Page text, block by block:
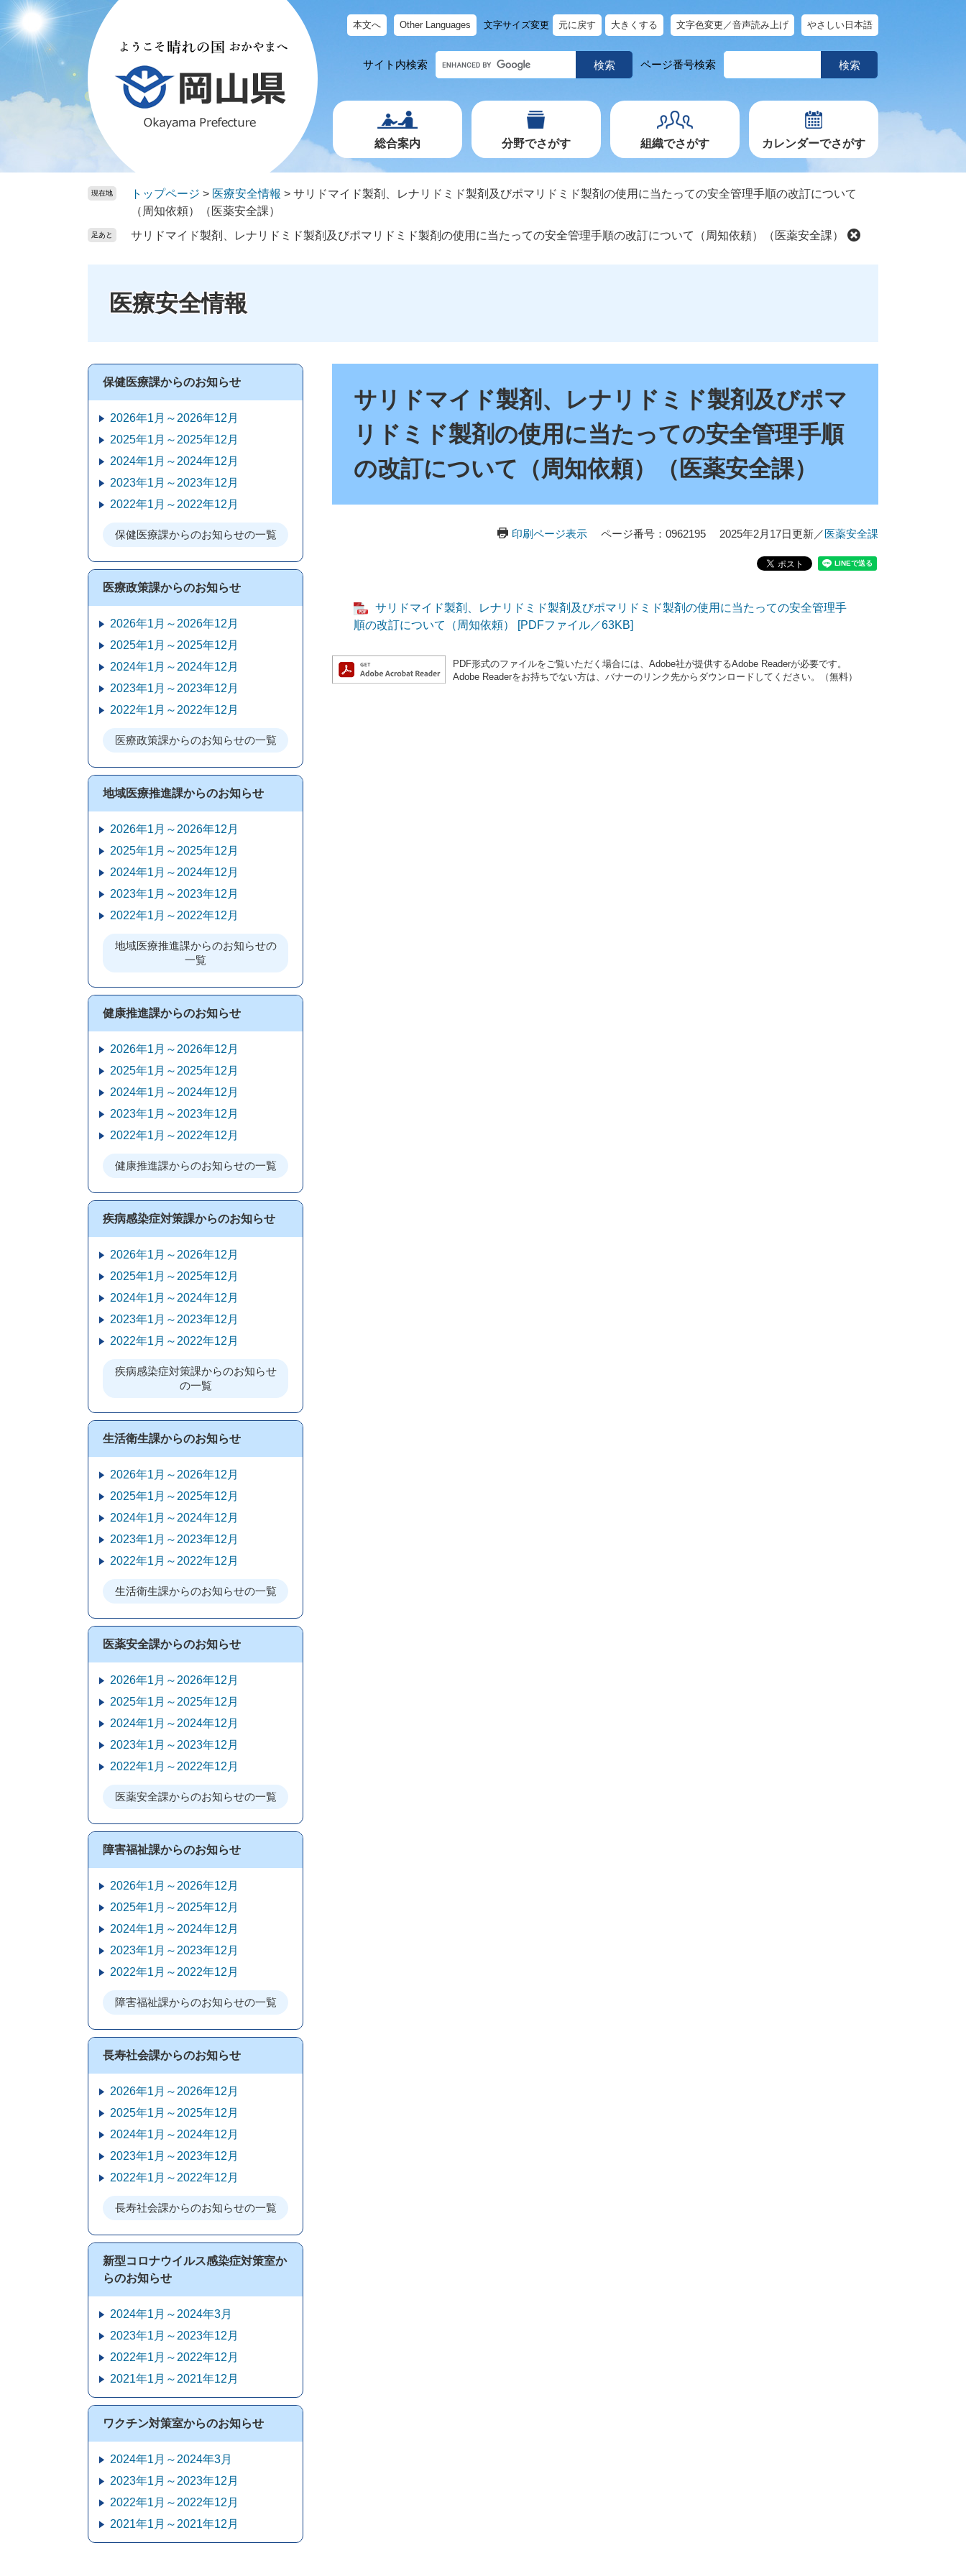
ー
ジ
ニ
ュ
本文へ Other Languages 文字サイズ変更 元に戻す 大きくする 文字色変更／音声読み上げ やさしい日本語
サイト内検索
キ
ー
ワ
ド
ページ番号検索
ペ
ジ
号
総合案内 分野でさがす 組織でさがす カレンダーでさがす
現在地 トップページ > 医療安全情報 > サリドマイド製剤、レナリドミド製剤及びポマリドミド製剤の使用に当たっての安全管理手順の改訂について
（周知依頼）（医薬安全課）
足あと サリドマイド製剤、レナリドミド製剤及びポマリドミド製剤の使用に当たっての安全管理手順の改訂について（周知依頼）（医薬安全課）
医療安全情報
サリドマイド製剤、レナリドミド製剤及びポマ
リドミド製剤の使用に当たっての安全管理手順
の改訂について（周知依頼）（医薬安全課）
印刷ページ表示 ページ番号：0962195 2025年2月17日更新／医薬安全課
サリドマイド製剤、レナリドミド製剤及びポマリドミド製剤の使用に当たっての安全管理手
順の改訂について（周知依頼） [PDFファイル／63KB]
PDF形式のファイルをご覧いただく場合には、Adobe社が提供するAdobe Readerが必要です。
Adobe Readerをお持ちでない方は、バナーのリンク先からダウンロードしてください。（無料）
保健医療課からのお知らせ
2026年1月～2026年12月
2025年1月～2025年12月
2024年1月～2024年12月
2023年1月～2023年12月
2022年1月～2022年12月
保健医療課からのお知らせの一覧
医療政策課からのお知らせ
2026年1月～2026年12月
2025年1月～2025年12月
2024年1月～2024年12月
2023年1月～2023年12月
2022年1月～2022年12月
医療政策課からのお知らせの一覧
地域医療推進課からのお知らせ
2026年1月～2026年12月
2025年1月～2025年12月
2024年1月～2024年12月
2023年1月～2023年12月
2022年1月～2022年12月
地域医療推進課からのお知らせの
一覧
健康推進課からのお知らせ
2026年1月～2026年12月
2025年1月～2025年12月
2024年1月～2024年12月
2023年1月～2023年12月
2022年1月～2022年12月
健康推進課からのお知らせの一覧
疾病感染症対策課からのお知らせ
2026年1月～2026年12月
2025年1月～2025年12月
2024年1月～2024年12月
2023年1月～2023年12月
2022年1月～2022年12月
疾病感染症対策課からのお知らせ
の一覧
生活衛生課からのお知らせ
2026年1月～2026年12月
2025年1月～2025年12月
2024年1月～2024年12月
2023年1月～2023年12月
2022年1月～2022年12月
生活衛生課からのお知らせの一覧
医薬安全課からのお知らせ
2026年1月～2026年12月
2025年1月～2025年12月
2024年1月～2024年12月
2023年1月～2023年12月
2022年1月～2022年12月
医薬安全課からのお知らせの一覧
障害福祉課からのお知らせ
2026年1月～2026年12月
2025年1月～2025年12月
2024年1月～2024年12月
2023年1月～2023年12月
2022年1月～2022年12月
障害福祉課からのお知らせの一覧
長寿社会課からのお知らせ
2026年1月～2026年12月
2025年1月～2025年12月
2024年1月～2024年12月
2023年1月～2023年12月
2022年1月～2022年12月
長寿社会課からのお知らせの一覧
新型コロナウイルス感染症対策室か
らのお知らせ
2024年1月～2024年3月
2023年1月～2023年12月
2022年1月～2022年12月
2021年1月～2021年12月
ワクチン対策室からのお知らせ
2024年1月～2024年3月
2023年1月～2023年12月
2022年1月～2022年12月
2021年1月～2021年12月